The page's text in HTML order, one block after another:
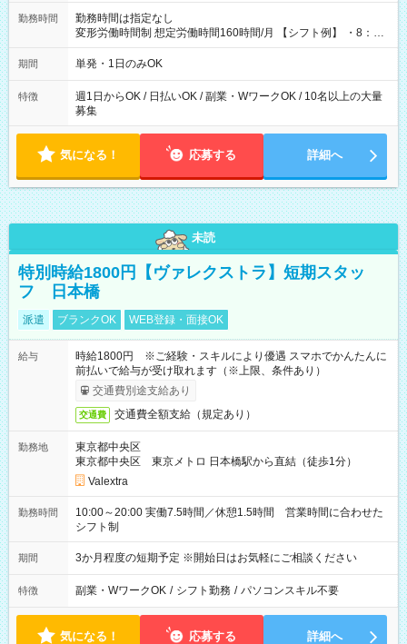
勤務時間
勤務時間は指定なし
変形労働時間制 想定労働時間160時間/月 【シフト例】 ・8：00
～21：00
期間 単発・1日のみOK
特徴
週1日からOK / 日払いOK / 副業・WワークOK / 10名以上の大量
募集
気になる！ 応募する 詳細へ
未読
特別時給1800円【ヴァレクストラ】短期スタッ
フ 日本橋
派遣 ブランクOK WEB登録・面接OK
給与
時給1800円 ※ご経験・スキルにより優遇 スマホでかんたんに
前払いで給与が受け取れます（※上限、条件あり）
交通費別途支給あり
交通費 交通費全額支給（規定あり）
勤務地
東京都中央区
東京都中央区 東京メトロ 日本橋駅から直結（徒歩1分）
Valextra
勤務時間
10:00～20:00 実働7.5時間／休憩1.5時間 営業時間に合わせた
シフト制
期間 3か月程度の短期予定 ※開始日はお気軽にご相談ください
特徴 副業・WワークOK / シフト勤務 / パソコンスキル不要
気になる！ 応募する 詳細へ